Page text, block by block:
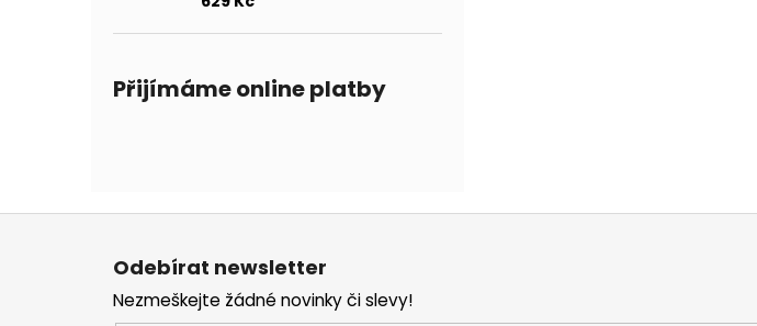
Přijímáme online platby
Z
Odebírat newsletter
Nezmeškejte žádné novinky či slevy!